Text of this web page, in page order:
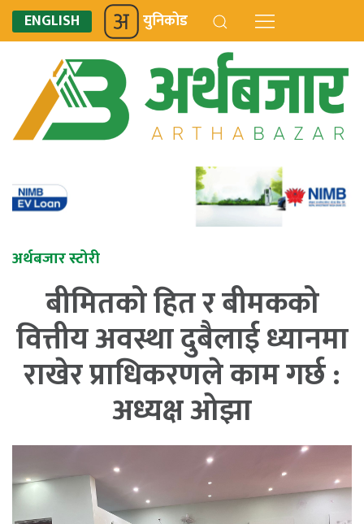
ENGLISH युनिकोड
अर्थबजार स्टोरी
बीमितको हित र बीमकको
वित्तीय अवस्था दुबैलाई ध्यानमा
राखेर प्राधिकरणले काम गर्छ :
अध्यक्ष ओझा